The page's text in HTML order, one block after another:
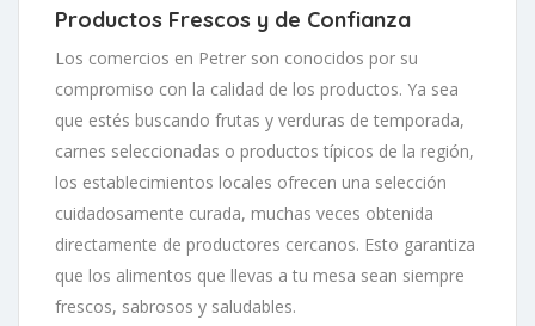
Productos Frescos y de Confianza
Los comercios en Petrer son conocidos por su
compromiso con la calidad de los productos. Ya sea
que estés buscando frutas y verduras de temporada,
carnes seleccionadas o productos típicos de la región,
los establecimientos locales ofrecen una selección
cuidadosamente curada, muchas veces obtenida
directamente de productores cercanos. Esto garantiza
que los alimentos que llevas a tu mesa sean siempre
frescos, sabrosos y saludables.